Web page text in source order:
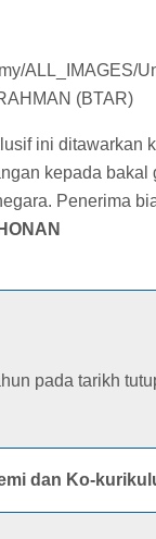
(BTAR)
ini ditawarkan
kepada
Penerima
pada tarikh
dan Ko-